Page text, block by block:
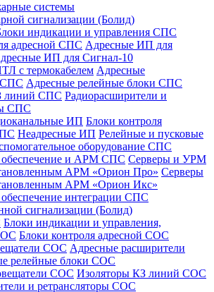
системы
сигнализации (Болид)
индикации и управления СПС
адресной СПС Адресные ИП для
ИП для Сигнал-10
с термокабелем Адресные
СПС Адресные релейные блоки СПС
линий СПС Радиорасширители и
СПС
ИП Блоки контроля
Неадресные ИП Релейные и пусковые
оборудование СПС
обеспечение и АРМ СПС Серверы и УРМ
АРМ «Орион Про» Серверы
АРМ «Орион Икс»
интеграции СПС
сигнализации (Болид)
Блоки индикации и управления,
Блоки контроля адресной СОС
СОС Адресные расширители
релейные блоки СОС
СОС Изоляторы КЗ линий СОС
и ретрансляторы СОС